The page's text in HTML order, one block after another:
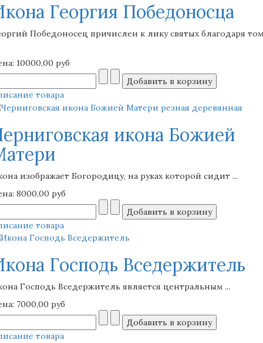
Георгия Победоносца
Победоносец причислен к лику святых благодаря
10000,00 руб
товара
икона Божией
изображает Богородицу, на руках которой сидит ...
8000,00 руб
товара
Господь Вседержитель
Господь Вседержитель является центральным ...
7000,00 руб
товара